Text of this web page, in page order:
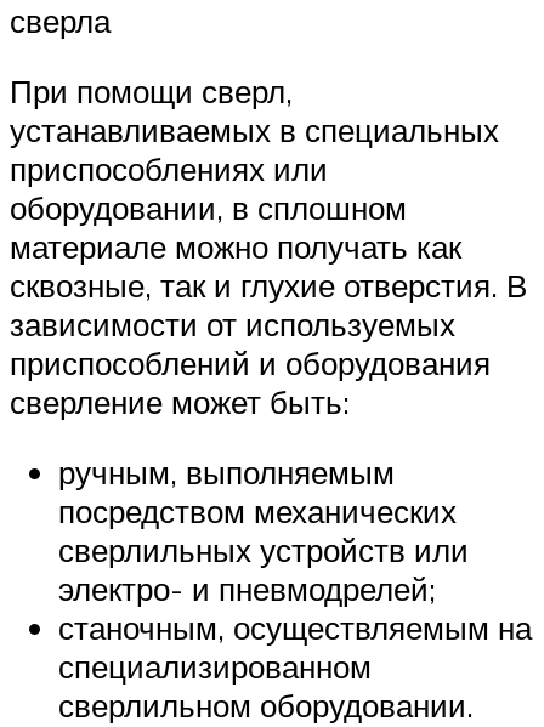
сверла
При помощи сверл,
устанавливаемых в специальных
приспособлениях или
оборудовании, в сплошном
материале можно получать как
сквозные, так и глухие отверстия. В
зависимости от используемых
приспособлений и оборудования
сверление может быть:
ручным, выполняемым
посредством механических
сверлильных устройств или
электро- и пневмодрелей;
станочным, осуществляемым на
специализированном
сверлильном оборудовании.